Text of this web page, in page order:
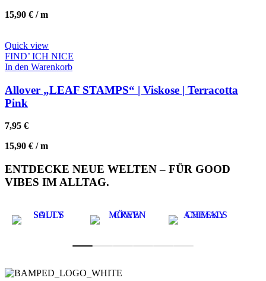
15,90 € /m
Quick view
FIND’ ICH NICE
In den Warenkorb
Allover „LEAF STAMPS“ | Viskose | Terracotta
Pink
7,95 €
15,90 € /m
ENTDECKE NEUE WELTEN – FÜR GOOD
VIBES IM ALLTAG.